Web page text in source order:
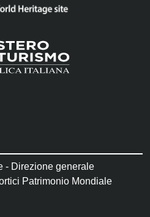
- Direzione generale
Patrimonio Mondiale